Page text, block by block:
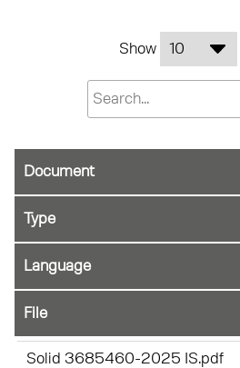
Show
Document
File
Solid 3685460-2025 IS.pdf